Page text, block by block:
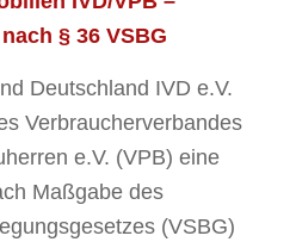
§ 36 VSBG
Deutschland IVD e.V.
Verbraucherverbandes
e.V. (VPB) eine
Maßgabe des
(VSBG)